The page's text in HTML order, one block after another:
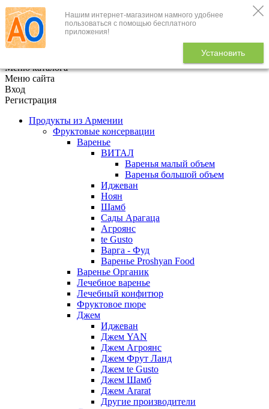
Нашим интернет-магазином намного удобнее
пользоваться с помощью бесплатного
приложения!
Установить
+7 (495) 646-888-1
В корзине
Меню каталога
Меню сайта
Вход
Регистрация
Продукты из Армении
Фруктовые консервации
Варенье
ВИТАЛ
Варенья малый объем
Варенья большой объем
Иджеван
Ноян
Шамб
Сады Арагаца
Агроянс
te Gusto
Варга - Фуд
Варенье Proshyan Food
Варенье Органик
Лечебное варенье
Лечебный конфитюр
Фруктовое пюре
Джем
Иджеван
Джем YAN
Джем Агроянс
Джем Фрут Ланд
Джем te Gusto
Джем Шамб
Джем Ararat
Другие производители